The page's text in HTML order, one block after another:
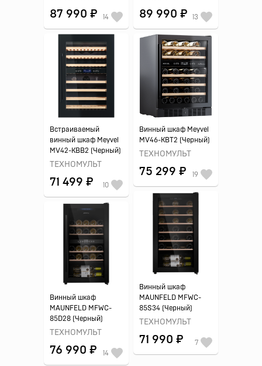
87 990 ₽ 14 89 990 ₽ 13
Встраиваемый
винный шкаф Meyvel
MV42-KBB2 (Черный)
ТЕХНОМУЛЬТ
71 499 ₽ 10
Винный шкаф Meyvel
MV46-KBT2 (Черный)
ТЕХНОМУЛЬТ
75 299 ₽ 19
Винный шкаф
MAUNFELD MFWC-
85S34 (Черный)
ТЕХНОМУЛЬТ
71 990 ₽ 7
Винный шкаф
MAUNFELD MFWC-
85D28 (Черный)
ТЕХНОМУЛЬТ
76 990 ₽ 14